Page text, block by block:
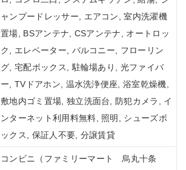
ャンプードレッサー, エアコン, 室内洗濯機
置場, BSアンテナ, CSアンテナ, オートロッ
ク, エレベーター, バルコニー, フローリン
グ, 宅配ボックス, 駐輪場あり, 光ファイバ
ー, TVドアホン, 温水洗浄便座, 浴室乾燥機,
敷地内ゴミ置場, 独立洗面台, 防犯カメラ, イ
ンターネット利用料無料, 照明, シューズボ
ックス, 保証人不要, 分譲賃貸
コンビニ（ファミリーマート 烏丸十条